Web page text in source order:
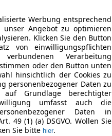
Werbung entsprechend
unser Angebot zu optimieren
Klicken Sie den Button
von einwilligungspflichten
Verarbeitung
oder den Button unten
hinsichtlich der Cookies zu
personenbezogener Daten zu
auf Grundlage berechtigter
umfasst auch die
Daten in
49 (1) (a) DSGVO. Wollen Sie
Sie bitte hier.